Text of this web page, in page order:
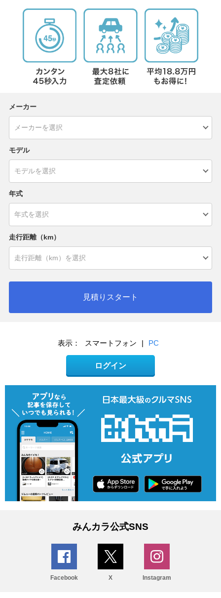
メーカー
モデル
年式
走行距離（km）
見積りスタート
表示： スマートフォン | PC
ログイン
みんカラ公式SNS
Facebook X Instagram